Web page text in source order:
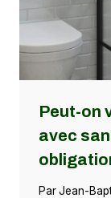
Peut-on
avec
ParJean-